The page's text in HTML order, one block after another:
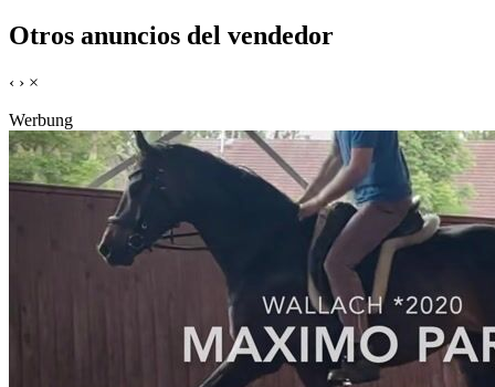
Otros anuncios del vendedor
‹ › ×
Werbung